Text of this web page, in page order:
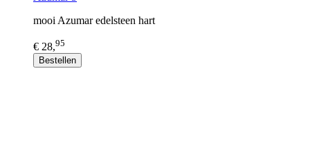
mooi Azumar edelsteen hart
€ 28,95
Bestellen